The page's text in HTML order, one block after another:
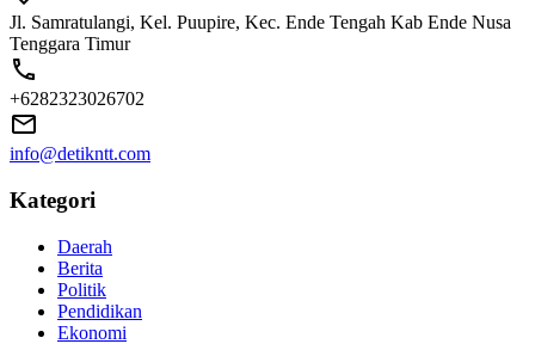
Jl. Samratulangi, Kel. Puupire, Kec. Ende Tengah Kab Ende Nusa
Tenggara Timur
+6282323026702
info@detikntt.com
Kategori
Daerah
Berita
Politik
Pendidikan
Ekonomi